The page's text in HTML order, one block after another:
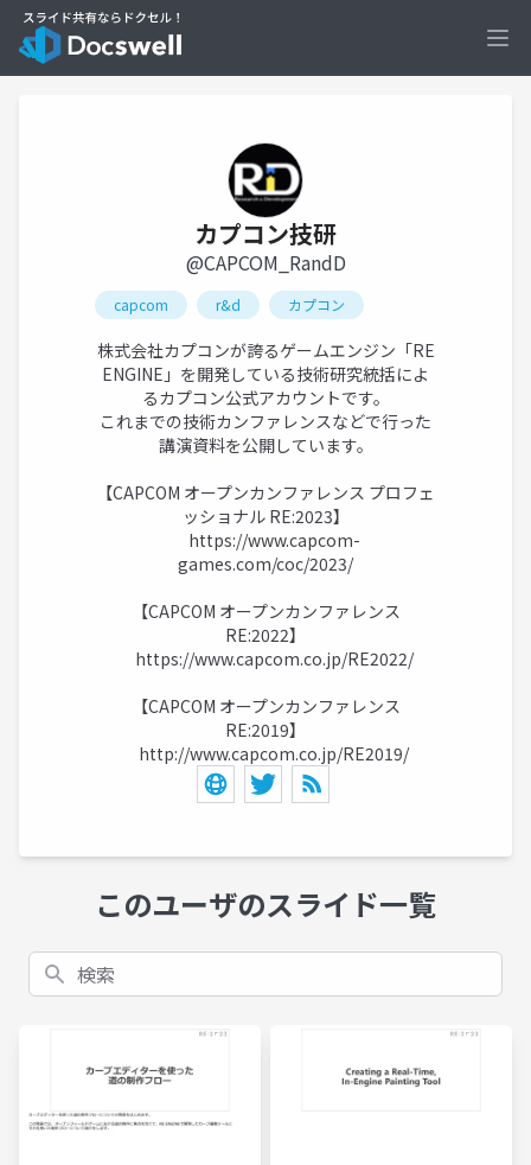
カプコン技研
@CAPCOM_RandD
capcom r&d カプコン
株式会社カプコンが誇るゲームエンジン「RE
ENGINE」を開発している技術研究統括によ
るカプコン公式アカウントです。
これまでの技術カンファレンスなどで行った
講演資料を公開しています。
【CAPCOM オープンカンファレンス プロフェ
ッショナル RE:2023】
https://www.capcom-
games.com/coc/2023/
【CAPCOM オープンカンファレンス
RE:2022】
https://www.capcom.co.jp/RE2022/
【CAPCOM オープンカンファレンス
RE:2019】
http://www.capcom.co.jp/RE2019/
このユーザのスライド一覧
検索